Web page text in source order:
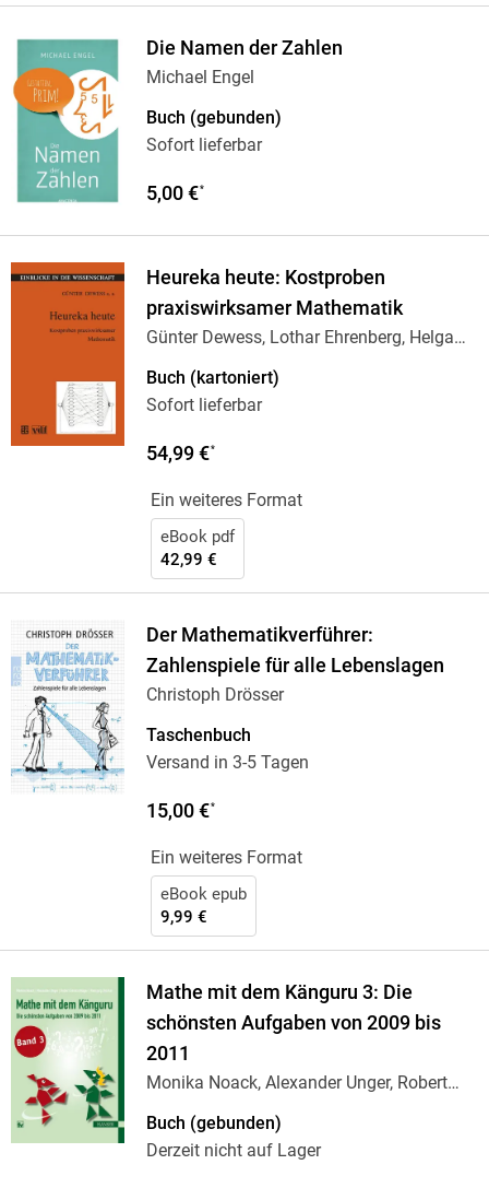
Die Namen der Zahlen
Michael Engel
Buch (gebunden)
Sofort lieferbar
5,00 €*
Heureka heute: Kostproben
praxiswirksamer Mathematik
Günter Dewess, Lothar Ehrenberg, Helga
Hartwig,
Buch (kartoniert)
Sofort lieferbar
54,99 €*
Ein weiteres Format
eBook pdf
42,99 €
Der Mathematikverführer:
Zahlenspiele für alle Lebenslagen
Christoph Drösser
Taschenbuch
Versand in 3-5 Tagen
15,00 €*
Ein weiteres Format
eBook epub
9,99 €
Mathe mit dem Känguru 3: Die
schönsten Aufgaben von 2009 bis
2011
Monika Noack, Alexander Unger, Robert…
Buch (gebunden)
Derzeit nicht auf Lager